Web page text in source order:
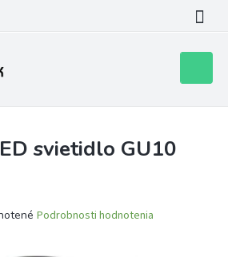
košík
svietidlo GU10
Podrobnosti hodnotenia